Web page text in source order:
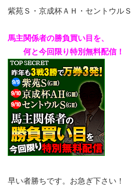
紫苑Ｓ・京成杯ＡＨ・セントウルＳ
馬主関係者の勝負買い目を、
何と今回限り特別無料配信！
早い者勝ちです。お急ぎ下さい！